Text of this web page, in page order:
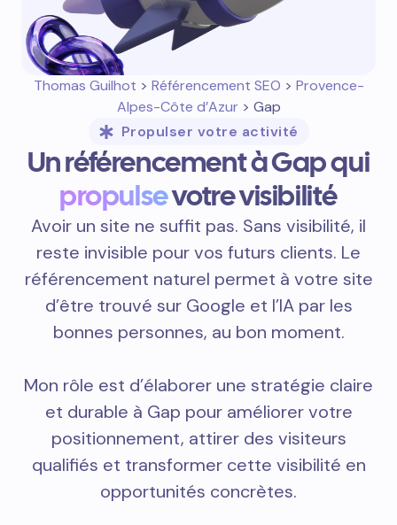
Thomas Guilhot > Référencement SEO > Provence-
Alpes-Côte d’Azur> Gap
Propulser votre activité
Un référencement à Gap qui
propulsevotre visibilité
Avoir un site ne suffit pas. Sans visibilité, il
reste invisible pour vos futurs clients. Le
référencement naturel permet à votre site
d’être trouvé sur Google et l’IA par les
bonnes personnes, au bon moment.
Mon rôle est d’élaborer une stratégie claire
et durable à Gap pour améliorer votre
positionnement, attirer des visiteurs
qualifiés et transformer cette visibilité en
opportunités concrètes.